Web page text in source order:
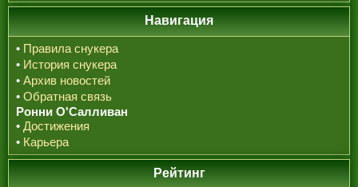
Навигация
• Правила снукера
• История снукера
• Архив новостей
• Обратная связь
Ронни О'Салливан
• Достижения
• Карьера
Рейтинг